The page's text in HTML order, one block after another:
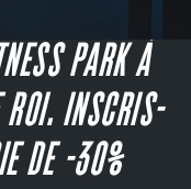
M'INSCRIS
PARK À
INSCRIS-
DE -30%